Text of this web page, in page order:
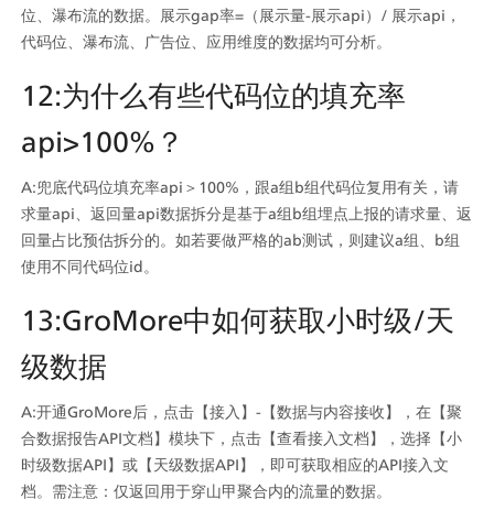
位、瀑布流的数据。展示gap率=（展示量-展示api）/ 展示api，
代码位、瀑布流、广告位、应用维度的数据均可分析。
12:为什么有些代码位的填充率
api>100%？
A:兜底代码位填充率api＞100%，跟a组b组代码位复用有关，请
求量api、返回量api数据拆分是基于a组b组埋点上报的请求量、返
回量占比预估拆分的。如若要做严格的ab测试，则建议a组、b组
使用不同代码位id。
13:GroMore中如何获取小时级/天
级数据
A:开通GroMore后，点击【接入】-【数据与内容接收】，在【聚
合数据报告API文档】模块下，点击【查看接入文档】，选择【小
时级数据API】或【天级数据API】，即可获取相应的API接入文
档。需注意：仅返回用于穿山甲聚合内的流量的数据。